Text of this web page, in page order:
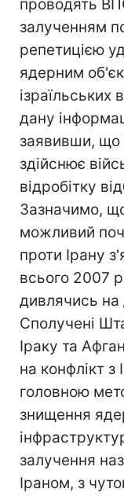
проводять
залученням
репетицією
ядерним
ізраїльських
дану
заявивши, що
здійснює
відробітку
Зазначимо,
можливий
проти Ірану
всього 2007
дивлячись на
Сполучені
Іраку та
на конфлікт
головною
знищення
залучення
Іраном, з